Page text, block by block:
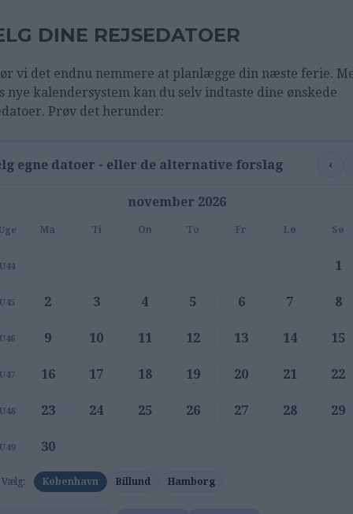
DINE REJSEDATOER
vi det endnu nemmere at planlægge din næste ferie.
nye kalendersystem kan du selv indtaste dine ønskede
Prøv det herunder:
egne datoer - eller de alternative forslag ‹
november 2026
Ma Ti On To Fr Lø Sø
U44 1
U45 2 3 4 5 6 7 8
U46 9 10 11 12 13 14 15
U47 16 17 18 19 20 21 22
U48 23 24 25 26 27 28 29
U49 30
Vælg: København Billund Hamborg